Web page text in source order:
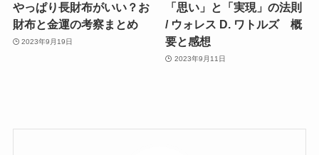
やっぱり長財布がいい？お
財布と金運の考察まとめ
2023年9月19日
「思い」と「実現」の法則
/ ウォレス D. ワトルズ 概
要と感想
2023年9月11日